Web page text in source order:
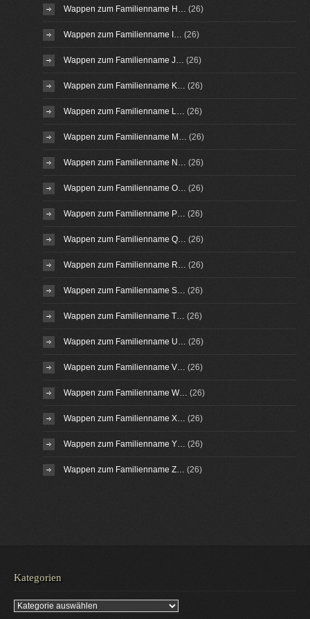
Wappen zum Familienname H… (26)
Wappen zum Familienname I… (26)
Wappen zum Familienname J… (26)
Wappen zum Familienname K… (26)
Wappen zum Familienname L… (26)
Wappen zum Familienname M… (26)
Wappen zum Familienname N… (26)
Wappen zum Familienname O… (26)
Wappen zum Familienname P… (26)
Wappen zum Familienname Q… (26)
Wappen zum Familienname R… (26)
Wappen zum Familienname S… (26)
Wappen zum Familienname T… (26)
Wappen zum Familienname U… (26)
Wappen zum Familienname V… (26)
Wappen zum Familienname W… (26)
Wappen zum Familienname X… (26)
Wappen zum Familienname Y… (26)
Wappen zum Familienname Z… (26)
Kategorien
Kategorien